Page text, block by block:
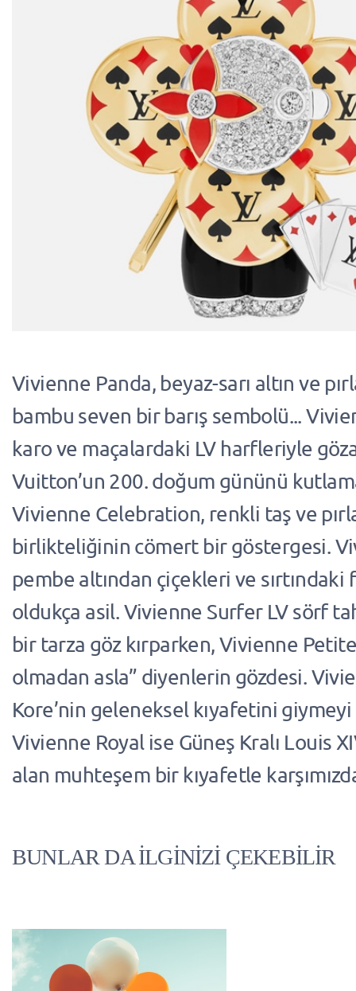
Vivienne Panda, beyaz-sarı altın ve
bambu seven bir barış sembolü...
karo ve maçalardaki LV harfleriyle
Vuitton’un 200. doğum gününü
Vivienne Celebration, renkli taş ve
birlikteliğinin cömert bir göstergesi.
pembe altından çiçekleri ve sırtındaki
oldukça asil. Vivienne Surfer LV sörf
bir tarza göz kırparken, Vivienne
olmadan asla” diyenlerin gözdesi.
Kore’nin geleneksel kıyafetini
Vivienne Royal ise Güneş Kralı Louis
alan muhteşem bir kıyafetle
BUNLAR DA İLGİNİZİ ÇEKEBİLİR